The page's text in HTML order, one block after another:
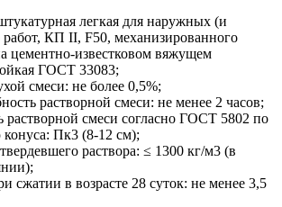
легкая для наружных (и
КП II, F50, механизированного
цементно-известковом вяжущем
ГОСТ 33083;
смеси: не более 0,5%;
растворной смеси: не менее 2 часов;
растворной смеси согласно ГОСТ 5802 по
Пк3 (8-12 см);
раствора: ≤ 1300 кг/м3 (в
сжатии в возрасте 28 суток: не менее 3,5